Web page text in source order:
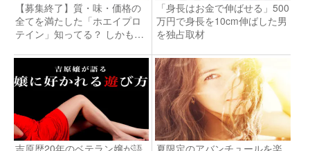
【募集終了】質・味・価格の
全てを満たした「ホエイプロ
テイン」知ってる？ しかも今
「身長はお金で伸ばせる」500
万円で身長を10cm伸ばした男
を独占取材
吉原歴20年のベテラン嬢が語
夏限定のアバンチュールを楽